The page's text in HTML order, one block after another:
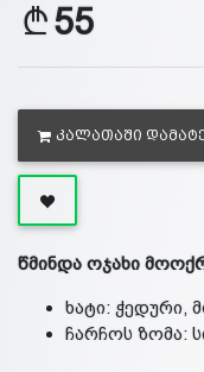
55
ᲙᲐᲚᲐᲗᲐᲨᲘ
წმინდა ოჯახი
ხატი:
ჩარჩოს ზომა: